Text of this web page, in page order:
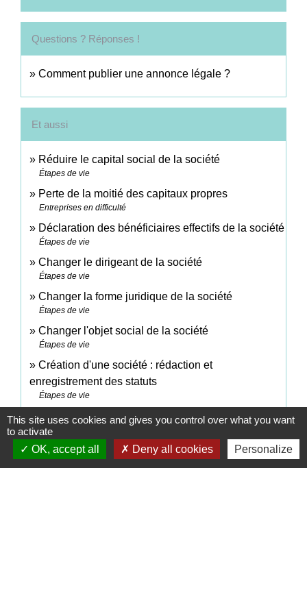
Questions ? Réponses !
Comment publier une annonce légale ?
Et aussi
Réduire le capital social de la société
Étapes de vie
Perte de la moitié des capitaux propres
Entreprises en difficulté
Déclaration des bénéficiaires effectifs de la société
Étapes de vie
Changer le dirigeant de la société
Étapes de vie
Changer la forme juridique de la société
Étapes de vie
Changer l'objet social de la société
Étapes de vie
Création d'une société : rédaction et
enregistrement des statuts
Étapes de vie
Modifier les statuts de la société
Étapes de vie
Signaler une erreur sur cette page
This site uses cookies and gives you control over what you want
to activate
OK, accept all
Deny all cookies Personalize